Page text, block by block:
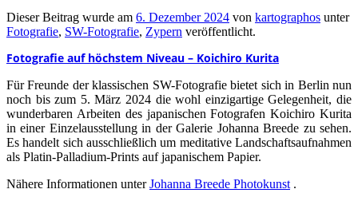
Dieser Beitrag wurde am 6. Dezember 2024 von kartographos unter
Fotografie, SW-Fotografie, Zypern veröffentlicht.
Fotografie auf höchstem Niveau – Koichiro Kurita
Für Freunde der klassischen SW-Fotografie bietet sich in Berlin nun
noch bis zum 5. März 2024 die wohl einzigartige Gelegenheit, die
wunderbaren Arbeiten des japanischen Fotografen Koichiro Kurita
in einer Einzelausstellung in der Galerie Johanna Breede zu sehen.
Es handelt sich ausschließlich um meditative Landschaftsaufnahmen
als Platin-Palladium-Prints auf japanischem Papier.
Nähere Informationen unterJohanna Breede Photokunst .